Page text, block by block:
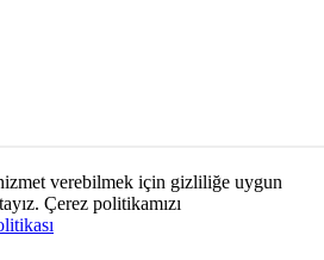
verebilmek için gizliliğe uygun
Çerez politikamızı